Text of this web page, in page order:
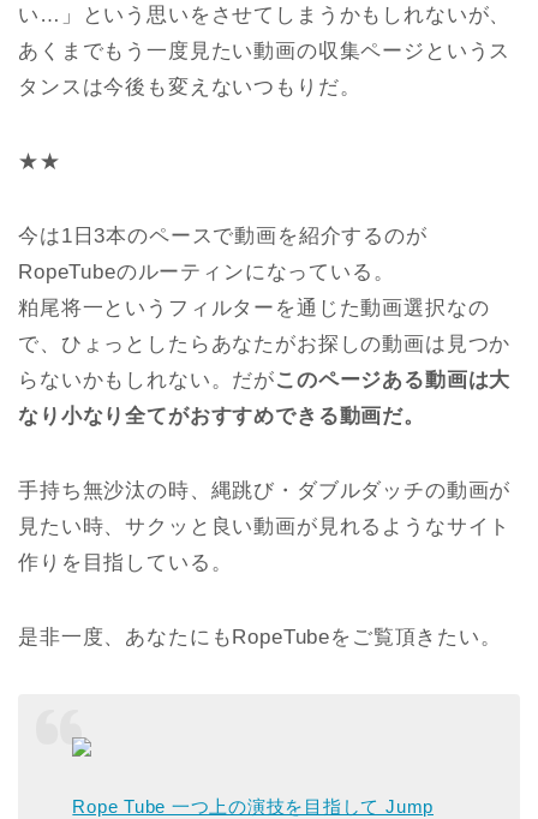
い…」という思いをさせてしまうかもしれないが、
あくまでもう一度見たい動画の収集ページというス
タンスは今後も変えないつもりだ。
★★
今は1日3本のペースで動画を紹介するのが
RopeTubeのルーティンになっている。
粕尾将一というフィルターを通じた動画選択なの
で、ひょっとしたらあなたがお探しの動画は見つか
らないかもしれない。だがこのページある動画は大
なり小なり全てがおすすめできる動画だ。
手持ち無沙汰の時、縄跳び・ダブルダッチの動画が
見たい時、サクッと良い動画が見れるようなサイト
作りを目指している。
是非一度、あなたにもRopeTubeをご覧頂きたい。
Rope Tube 一つ上の演技を目指して Jump